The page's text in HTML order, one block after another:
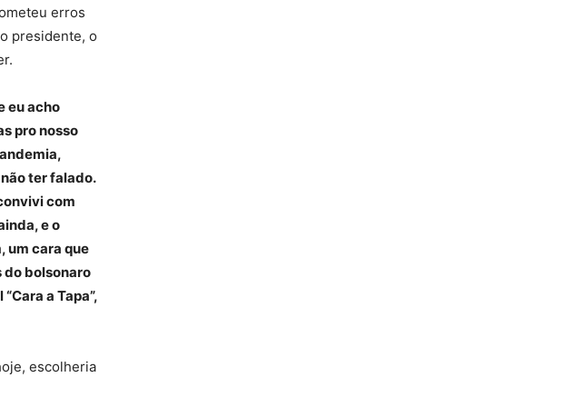
erros
presidente, o
eu acho
pro nosso
ter falado.
com
e o
um cara que
do bolsonaro
a Tapa”,
escolheria